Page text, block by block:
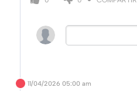
11/04/2026 05:00 am